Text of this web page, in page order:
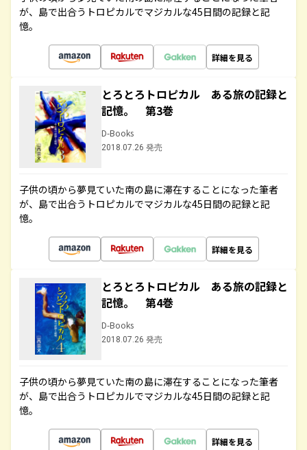
が、島で出合うトロピカルでマジカルな45日間の記録と記
憶。
詳細を見る
とろとろトロピカル ある旅の記録と
記憶。 第3巻
D-Books
2018.07.26 発売
子供の頃から夢見ていた南の島に滞在することになった筆者
が、島で出合うトロピカルでマジカルな45日間の記録と記
憶。
詳細を見る
とろとろトロピカル ある旅の記録と
記憶。 第4巻
D-Books
2018.07.26 発売
子供の頃から夢見ていた南の島に滞在することになった筆者
が、島で出合うトロピカルでマジカルな45日間の記録と記
憶。
詳細を見る